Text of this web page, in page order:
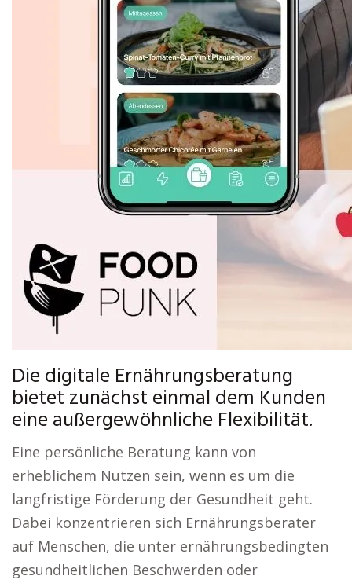
Die digitale Ernährungsberatung
bietet zunächst einmal dem Kunden
eine außergewöhnliche Flexibilität.
Eine persönliche Beratung kann von
erheblichem Nutzen sein, wenn es um die
langfristige Förderung der Gesundheit geht.
Dabei konzentrieren sich Ernährungsberater
auf Menschen, die unter ernährungsbedingten
gesundheitlichen Beschwerden oder